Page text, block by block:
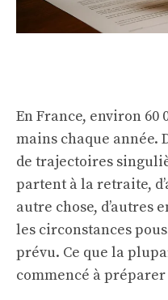
En France, environ 60
mains chaque année.
de trajectoires
partent à la retraite,
autre chose, d’autres
les circonstances
prévu. Ce que la
commencé à